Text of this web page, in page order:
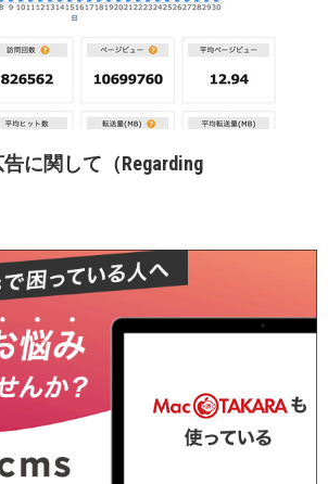
告に関して（Regarding